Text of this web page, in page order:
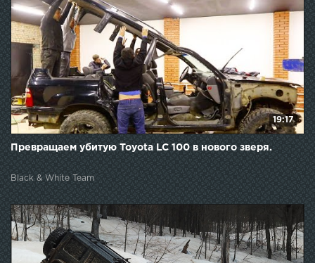
19:17
Превращаем убитую Toyota LC 100 в нового зверя.
Black & White Team